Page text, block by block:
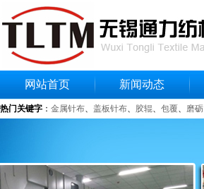
网站首页 新闻动态
热门关键字 ： 金属针布、 盖板针布、 胶辊、 包覆、 磨砺